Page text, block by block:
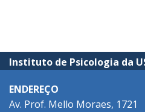
Instituto de Psicologia da
ENDEREÇO
Av. Prof. Mello Moraes, 1721